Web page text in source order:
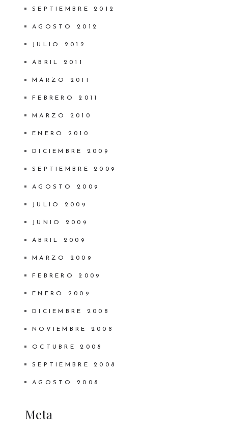
SEPTIEMBRE 2012
AGOSTO 2012
JULIO 2012
ABRIL 2011
MARZO 2011
FEBRERO 2011
MARZO 2010
ENERO 2010
DICIEMBRE 2009
SEPTIEMBRE 2009
AGOSTO 2009
JULIO 2009
JUNIO 2009
ABRIL 2009
MARZO 2009
FEBRERO 2009
ENERO 2009
DICIEMBRE 2008
NOVIEMBRE 2008
OCTUBRE 2008
SEPTIEMBRE 2008
AGOSTO 2008
Meta